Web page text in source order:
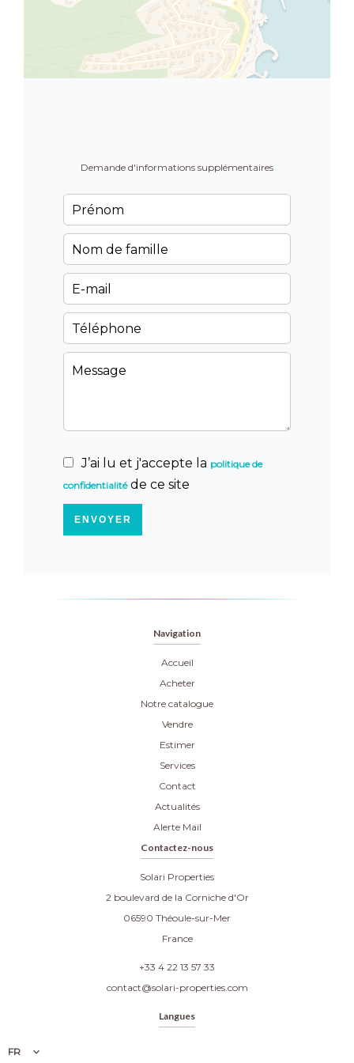
Demande d'informations supplémentaires
J’ai lu et j'accepte la politique de
confidentialitéde ce site
ENVOYER
Navigation
Accueil
Acheter
Notre catalogue
Vendre
Estimer
Services
Contact
Actualités
Alerte Mail
Contactez-nous
Solari Properties
2 boulevard de la Corniche d'Or
06590 Théoule-sur-Mer
France
+33 4 22 13 57 33
contact@solari-properties.com
Langues
FR